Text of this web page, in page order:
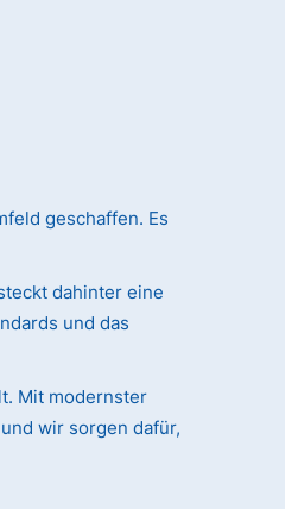
geschaffen. Es
dahinter eine
und das
Mit modernster
wir sorgen dafür,